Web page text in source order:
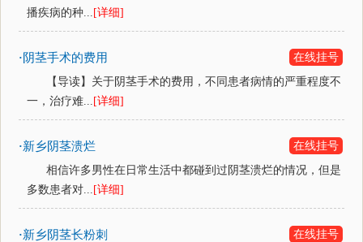
播疾病的种... [详细]
· 阴茎手术的费用
在线挂号
【导读】关于阴茎手术的费用，不同患者病情的严重程度不
一，治疗难... [详细]
·新乡阴茎溃烂
在线挂号
相信许多男性在日常生活中都碰到过阴茎溃烂的情况，但是
多数患者对... [详细]
·新乡阴茎长粉刺
在线挂号